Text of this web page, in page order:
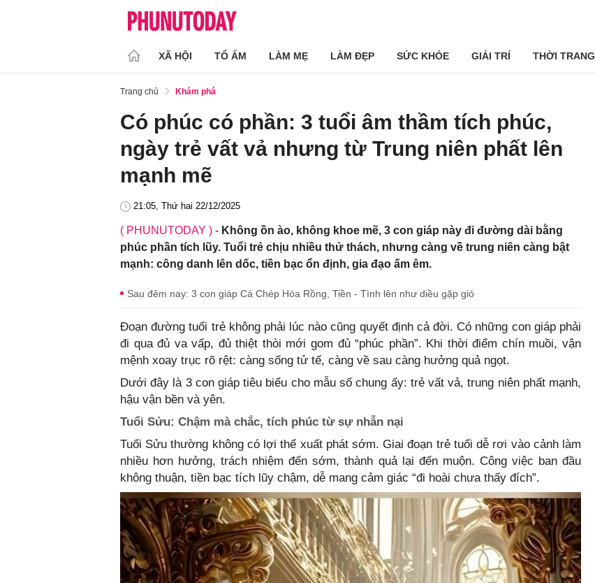
XÃ HỘI TỔ ẤM LÀM MẸ LÀM ĐẸP SỨC KHỎE GIẢI TRÍ THỜI TRANG
Trang chủ Khám phá
Có phúc có phần: 3 tuổi âm thầm tích phúc,
ngày trẻ vất vả nhưng từ Trung niên phất lên
mạnh mẽ
21:05, Thứ hai 22/12/2025
( PHUNUTODAY ) - Không ồn ào, không khoe mẽ, 3 con giáp này đi đường dài bằng
phúc phần tích lũy. Tuổi trẻ chịu nhiều thử thách, nhưng càng về trung niên càng bật
mạnh: công danh lên dốc, tiền bạc ổn định, gia đạo ấm êm.
Sau đêm nay: 3 con giáp Cá Chép Hóa Rồng, Tiền - Tình lên như diều gặp gió
Đoạn đường tuổi trẻ không phải lúc nào cũng quyết định cả đời. Có những con giáp phải
đi qua đủ va vấp, đủ thiệt thòi mới gom đủ “phúc phần”. Khi thời điểm chín muồi, vận
mệnh xoay trục rõ rệt: càng sống tử tế, càng về sau càng hưởng quả ngọt.
Dưới đây là 3 con giáp tiêu biểu cho mẫu số chung ấy: trẻ vất vả, trung niên phất mạnh,
hậu vận bền và yên.
Tuổi Sửu: Chậm mà chắc, tích phúc từ sự nhẫn nại
Tuổi Sửu thường không có lợi thế xuất phát sớm. Giai đoạn trẻ tuổi dễ rơi vào cảnh làm
nhiều hơn hưởng, trách nhiệm đến sớm, thành quả lại đến muộn. Công việc ban đầu
không thuận, tiền bạc tích lũy chậm, dễ mang cảm giác “đi hoài chưa thấy đích”.